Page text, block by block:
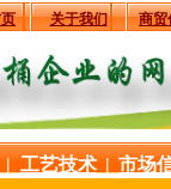
关于我们 商贸
| 工艺技术 | 市场